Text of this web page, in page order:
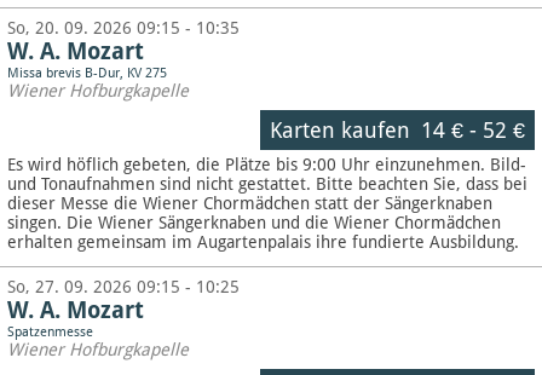
So, 20. 09. 2026 09:15 - 10:35
W. A. Mozart
Missa brevis B-Dur, KV 275
Wiener Hofburgkapelle
Karten kaufen 14 €- 52 €
Es wird höflich gebeten, die Plätze bis 9:00 Uhr einzunehmen. Bild-
und Tonaufnahmen sind nicht gestattet. Bitte beachten Sie, dass bei
dieser Messe die Wiener Chormädchen statt der Sängerknaben
singen. Die Wiener Sängerknaben und die Wiener Chormädchen
erhalten gemeinsam im Augartenpalais ihre fundierte Ausbildung.
So, 27. 09. 2026 09:15 - 10:25
W. A. Mozart
Spatzenmesse
Wiener Hofburgkapelle